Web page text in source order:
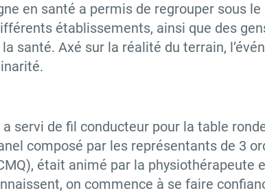
en santé a permis de regrouper sous
établissements, ainsi que des
santé. Axé sur la réalité du terrain,
servi de fil conducteur pour la table
composé par les représentants de 3
était animé par la physiothérapeute
on commence à se faire